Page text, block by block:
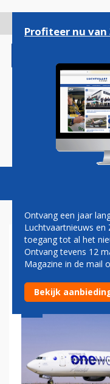
gaan
Magazine
UITSTOOT
Profiteer nu
Ontvang een jaar
Luchtvaartnieuws en
toegang tot al het
Ontvang tevens 12
Magazine in de mail
Bekijk